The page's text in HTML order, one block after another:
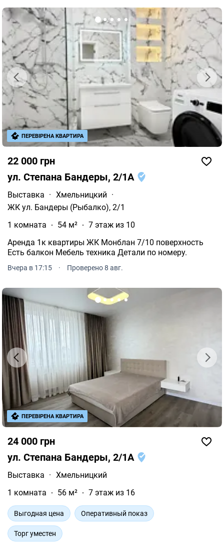
22 000 грн
ул. Степана Бандеры, 2/1А
Выставка · Хмельницкий ·
ЖК ул. Бандеры (Рыбалко), 2/1
1 комната
54 м²
7 этаж из 10
Аренда 1к квартиры ЖК Монблан 7/10 поверхность
Есть балкон Мебель техника Детали по номеру.
Вчера в 17:15 · Проверено 8 авг.
ПЕРЕВІРЕНА КВАРТИРА
24 000 грн
ул. Степана Бандеры, 2/1А
Выставка · Хмельницкий
1 комната
56 м² 7 этаж из 16
Выгодная цена Оперативный показ
Торг уместен
ПЕРЕВІРЕНА КВАРТИРА